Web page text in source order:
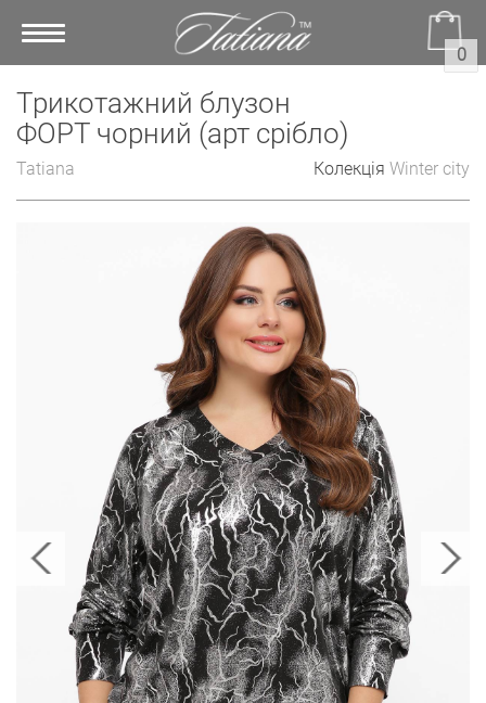
Toggle
0
Трикотажний блузон
ФОРТ чорний (арт срібло)
Tatiana Колекція Winter city